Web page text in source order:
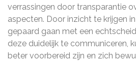
verrassingen door transparantie
aspecten. Door inzicht te krijgen
gepaard gaan met een
deze duidelijk te communiceren,
beter voorbereid zijn en zich